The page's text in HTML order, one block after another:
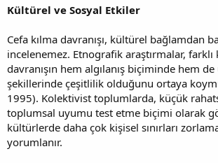
Kültürel ve Sosyal Etkiler
Cefa kılma davranışı, kültürel bağlamdan
incelenemez. Etnografik araştırmalar,
davranışın hem algılanış biçiminde hem
şekillerinde çeşitlilik olduğunu ortaya
1995). Kolektivist toplumlarda, küçük
toplumsal uyumu test etme biçimi olarak
kültürlerde daha çok kişisel sınırları
yorumlanır.